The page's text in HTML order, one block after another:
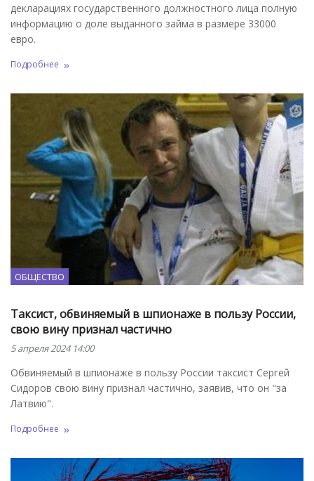
декларациях государственного должностного лица полную
информацию о доле выданного займа в размере 33000
евро.
Подробнее
ОБЩЕСТВО
Таксист, обвиняемый в шпионаже в пользу России,
свою вину признал частично
5 апреля 2024 14:00
Обвиняемый в шпионаже в пользу России таксист Сергей
Сидоров свою вину признал частично, заявив, что он "за
Латвию".
Подробнее